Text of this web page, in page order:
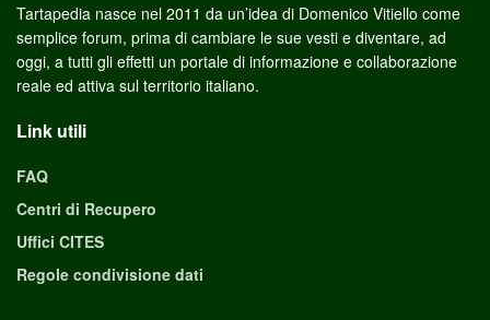
Tartapedia nasce nel 2011 da un’idea di Domenico Vitiello come
semplice forum, prima di cambiare le sue vesti e diventare, ad
oggi, a tutti gli effetti un portale di informazione e collaborazione
reale ed attiva sul territorio italiano.
Link utili
FAQ
Centri di Recupero
Uffici CITES
Regole condivisione dati